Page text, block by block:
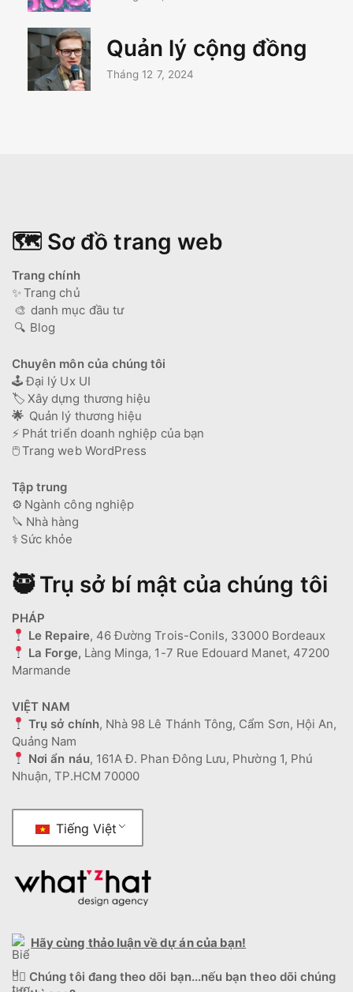
Quản lý cộng đồng
Tháng 12 7, 2024
🗺️ Sơ đồ trang web
Trang chính
✨Trang chủ
🎨 danh mục đầu tư
🔍 Blog
Chuyên môn của chúng tôi
🕹️ Đại lý Ux UI
🏷️ Xây dựng thương hiệu
🌟 Quản lý thương hiệu
⚡ Phát triển doanh nghiệp của bạn
🖱️Trang web WordPress
Tập trung
⚙️ Ngành công nghiệp
🔪 Nhà hàng
⚕️ Sức khỏe
🥷 Trụ sở bí mật của chúng tôi
PHÁP
Le Repaire, 46 Đường Trois-Conils, 33000 Bordeaux
La Forge, Làng Minga, 1-7 Rue Edouard Manet, 47200
Marmande
VIỆT NAM
Trụ sở chính, Nhà 98 Lê Thánh Tông, Cẩm Sơn, Hội An,
Quảng Nam
Nơi ẩn náu, 161A Đ. Phan Đông Lưu, Phường 1, Phú
Nhuận, TP.HCM 70000
Tiếng Việt
Hãy cùng thảo luận về dự án của bạn!
🕵️‍♂️ Chúng tôi đang theo dõi bạn...nếu bạn theo dõi chúng